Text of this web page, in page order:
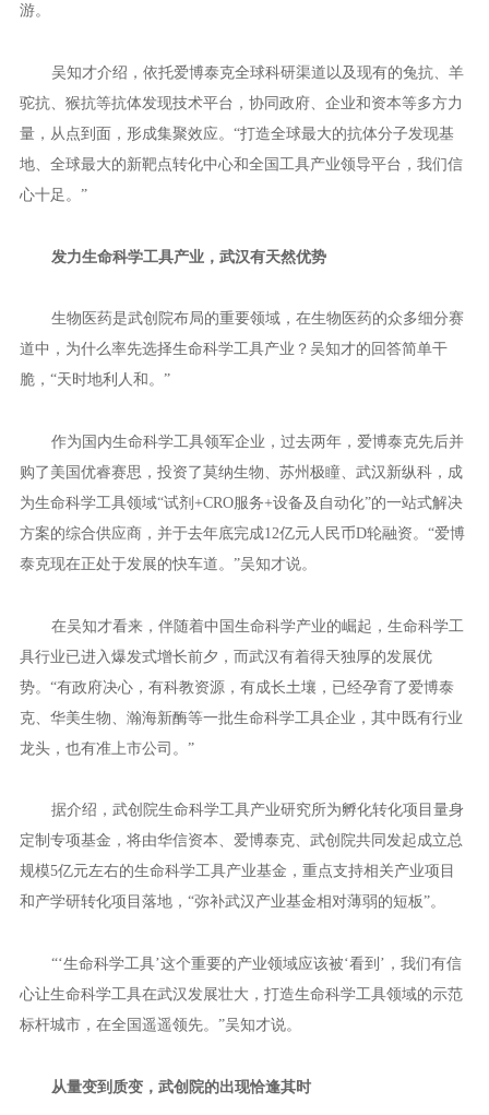
游。
吴知才介绍，依托爱博泰克全球科研渠道以及现有的兔抗、羊
驼抗、猴抗等抗体发现技术平台，协同政府、企业和资本等多方力
量，从点到面，形成集聚效应。“打造全球最大的抗体分子发现基
地、全球最大的新靶点转化中心和全国工具产业领导平台，我们信
心十足。”
发力生命科学工具产业，武汉有天然优势
生物医药是武创院布局的重要领域，在生物医药的众多细分赛
道中，为什么率先选择生命科学工具产业？吴知才的回答简单干
脆，“天时地利人和。”
作为国内生命科学工具领军企业，过去两年，爱博泰克先后并
购了美国优睿赛思，投资了莫纳生物、苏州极瞳、武汉新纵科，成
为生命科学工具领域“试剂+CRO服务+设备及自动化”的一站式解决
方案的综合供应商，并于去年底完成12亿元人民币D轮融资。“爱博
泰克现在正处于发展的快车道。”吴知才说。
在吴知才看来，伴随着中国生命科学产业的崛起，生命科学工
具行业已进入爆发式增长前夕，而武汉有着得天独厚的发展优
势。“有政府决心，有科教资源，有成长土壤，已经孕育了爱博泰
克、华美生物、瀚海新酶等一批生命科学工具企业，其中既有行业
龙头，也有准上市公司。”
据介绍，武创院生命科学工具产业研究所为孵化转化项目量身
定制专项基金，将由华信资本、爱博泰克、武创院共同发起成立总
规模5亿元左右的生命科学工具产业基金，重点支持相关产业项目
和产学研转化项目落地，“弥补武汉产业基金相对薄弱的短板”。
“‘生命科学工具’这个重要的产业领域应该被‘看到’，我们有信
心让生命科学工具在武汉发展壮大，打造生命科学工具领域的示范
标杆城市，在全国遥遥领先。”吴知才说。
从量变到质变，武创院的出现恰逢其时